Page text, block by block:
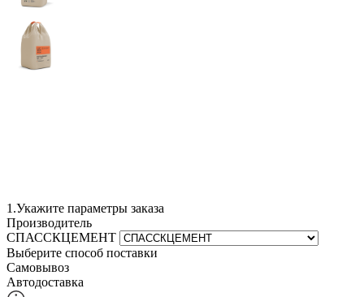
1.Укажите параметры заказа
Производитель
СПАССКЦЕМЕНТ
Выберите способ поставки
Самовывоз
Автодоставка